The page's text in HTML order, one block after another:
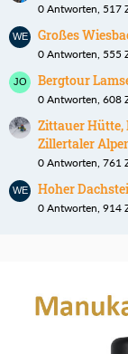
0 Antworten, 517
Großes
0 Antworten, 555
Bergtour
0 Antworten, 608
Zittauer Hütte,
Zillertaler
0 Antworten, 761
Hoher
0 Antworten, 914